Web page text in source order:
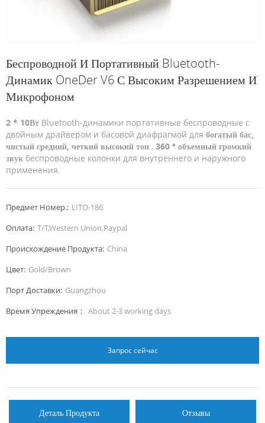
Беспроводной И Портативный Bluetooth-
Динамик OneDer V6 С Высоким Разрешением И
Микрофоном
2 * 10Вт Bluetooth-динамики портативные беспроводные с
двойным драйвером и басовой диафрагмой для богатый бас,
чистый средний, четкий высокий тон , 360 ° объемный громкий
звук беспроводные колонки для внутреннего и наружного
применения.
Предмет Номер.: LITO-186
Оплата: T/T,Western Union,Paypal
Происхождение Продукта: China
Цвет: Gold/Brown
Порт Доставки: Guangzhou
Время Упреждения： About 2-3 working days
Запрос сейчас
Деталь Продукта Отзывы